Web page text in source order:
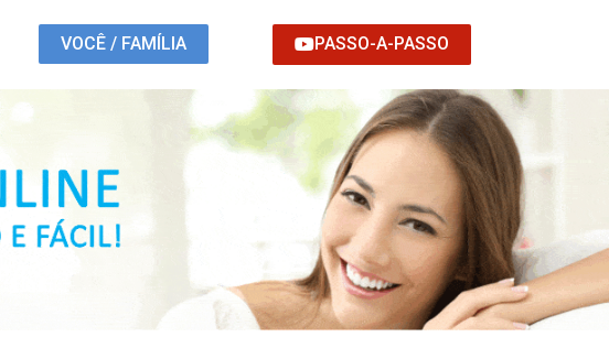
VOCÊ / FAMÍLIA PASSO-A-PASSO